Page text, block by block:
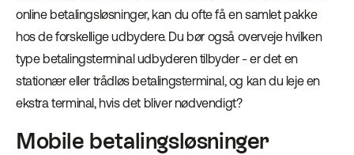
online betalingsløsninger, kan du ofte få en samlet pakke
hos de forskellige udbydere. Du bør også overveje hvilken
type betalingsterminal udbyderen tilbyder - er det en
stationær eller trådløs betalingsterminal, og kan du leje en
ekstra terminal, hvis det bliver nødvendigt?
Mobile betalingsløsninger